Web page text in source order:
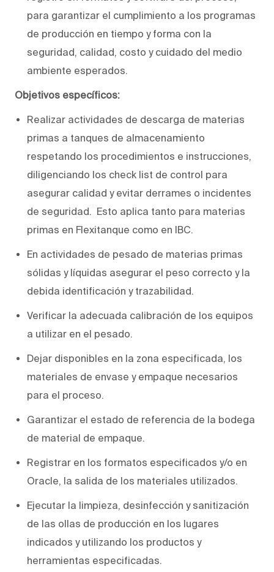
para garantizar el cumplimiento a los programas
de producción en tiempo y forma con la
seguridad, calidad, costo y cuidado del medio
ambiente esperados.
Objetivos específicos:
Realizar actividades de descarga de materias
primas a tanques de almacenamiento
respetando los procedimientos e instrucciones,
diligenciando los check list de control para
asegurar calidad y evitar derrames o incidentes
de seguridad. Esto aplica tanto para materias
primas en Flexitanque como en IBC.
En actividades de pesado de materias primas
sólidas y líquidas asegurar el peso correcto y la
debida identificación y trazabilidad.
Verificar la adecuada calibración de los equipos
a utilizar en el pesado.
Dejar disponibles en la zona especificada, los
materiales de envase y empaque necesarios
para el proceso.
Garantizar el estado de referencia de la bodega
de material de empaque.
Registrar en los formatos especificados y/o en
Oracle, la salida de los materiales utilizados.
Ejecutar la limpieza, desinfección y sanitización
de las ollas de producción en los lugares
indicados y utilizando los productos y
herramientas especificadas.